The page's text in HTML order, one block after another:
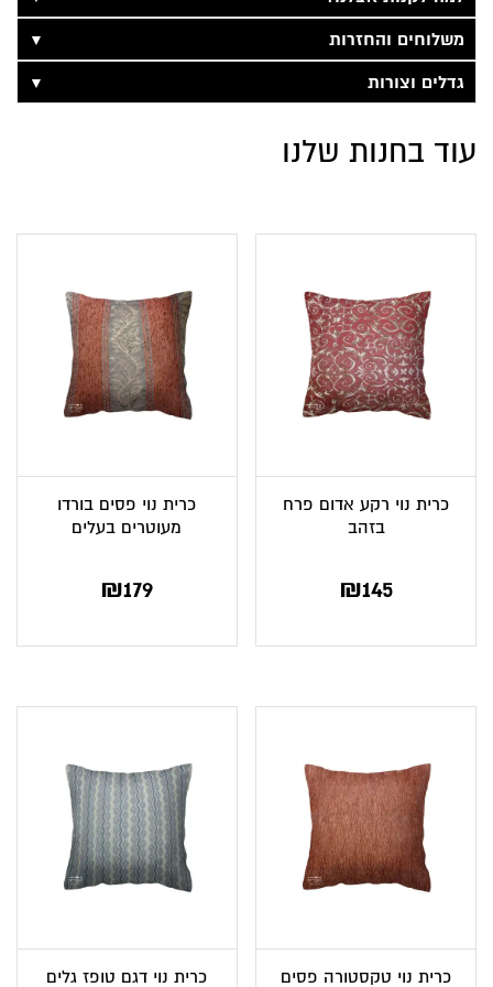
משלוחים והחזרות
▼
גדלים וצורות
▼
עוד בחנות שלנו
כרית נוי רקע אדום פרח
בזהב
₪145
כרית נוי פסים בורדו
מעוטרים בעלים
₪179
כרית נוי טקסטורה פסים
כרית נוי דגם טופז גלים